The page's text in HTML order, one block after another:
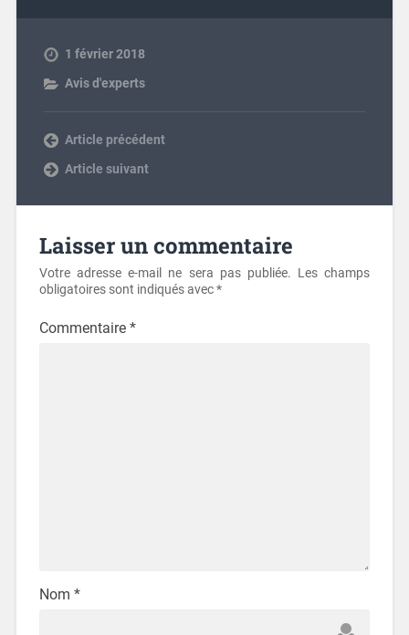
1 février 2018
Avis d'experts
Previous post
Next post
Laisser un commentaire
Votre adresse e-mail ne sera pas publiée. Les champs
obligatoires sont indiqués avec*
Commentaire *
Nom *